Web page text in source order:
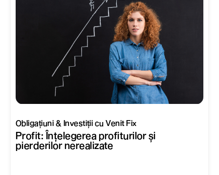
Obligațiuni & Investiții cu Venit Fix
Profit: Înțelegerea profiturilor și
pierderilor nerealizate